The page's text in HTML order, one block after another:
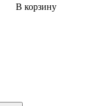
В корзину